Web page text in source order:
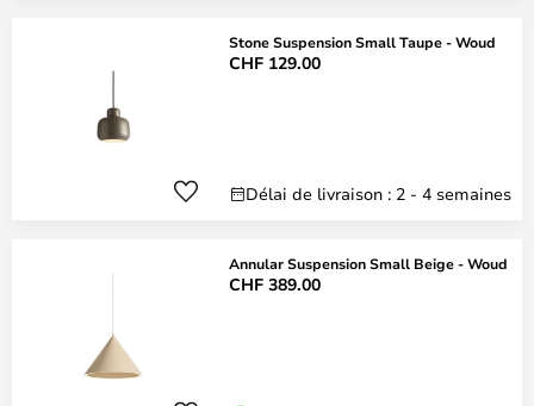
Stone Suspension Small Taupe - Woud
CHF 129.00
Délai de livraison : 2 - 4 semaines
Annular Suspension Small Beige - Woud
CHF 389.00